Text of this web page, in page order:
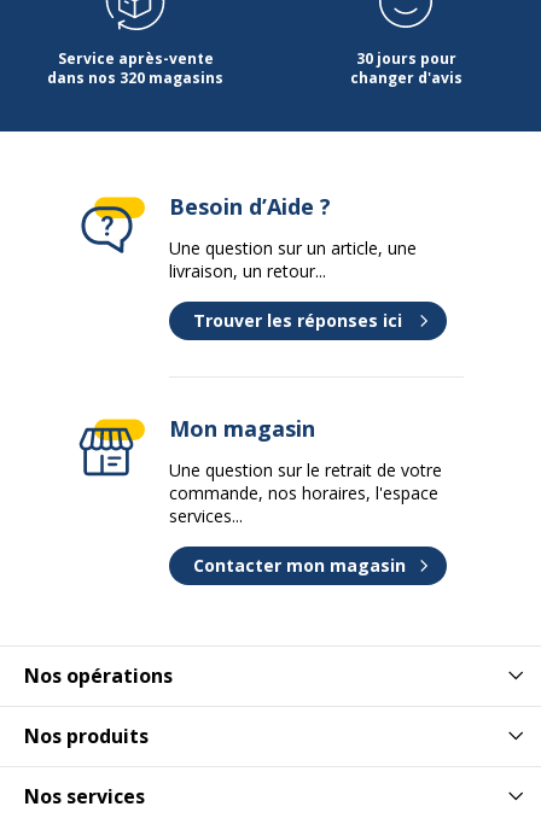
Service après-vente
dans nos 320 magasins
30 jours pour
changer d'avis
Nos opérations
Nos produits
Nos services
Besoin d’Aide ?
Une question sur un article, une
livraison, un retour...
Trouver les réponses ici
Mon magasin
Une question sur le retrait de votre
commande, nos horaires, l'espace
services...
Contacter mon magasin